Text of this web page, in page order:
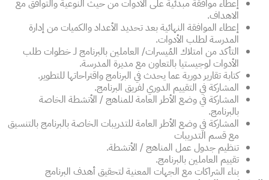
إعطاء موافقة مبدئية على الأدوات من حيث النوعية والتوافق مع
الاهداف.
إعطاء الموافقة النهائية بعد تحديد الأعداد والكميات من إدارة
المدرسة لطلب الأدوات.
التأكد من امتلاك المُيسرات/ العاملين بالبرنامج لـ خطوات طلب
الأدوات لوجيستيا بالتعاون مع مديرة المدرسة.
كتابة تقارير دورية عما يحدث في البرنامج واقتراحاتها للتطوير.
المشاركة في التقييم الدوري لفريق البرنامج.
المشاركة في وضع الأطر العامة للمناهج / الأنشطة الخاصة
بالبرنامج.
المشاركة في وضع الأطر العامة للتدريبات الخاصة بالبرنامج بالتنسيق
مع قسم التدريبات
تنظيم جدول عمل المناهج / الأنشطة.
تقييم العاملين بالبرنامج.
بناء الشراكات مع الجهات المعنية لتحقيق أهدف البرنامج